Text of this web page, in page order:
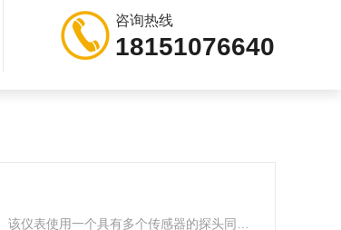
咨询热线
18151076640